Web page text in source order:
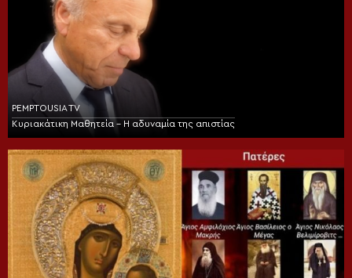
PEMPTOUSIA TV
Κυριακάτικη Μαθητεία – Η αδυναμία της απιστίας